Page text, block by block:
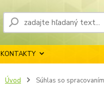
KONTAKTY
Úvod Súhlas so